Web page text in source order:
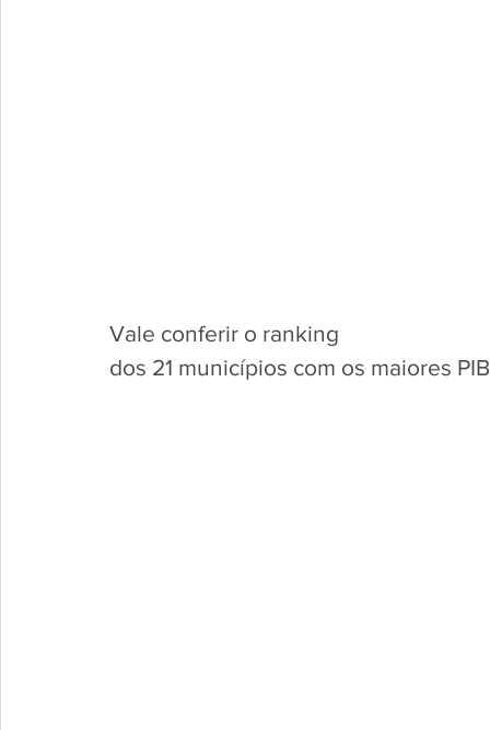
Vale conferir o ranking
dos 21 municípios com os maiores